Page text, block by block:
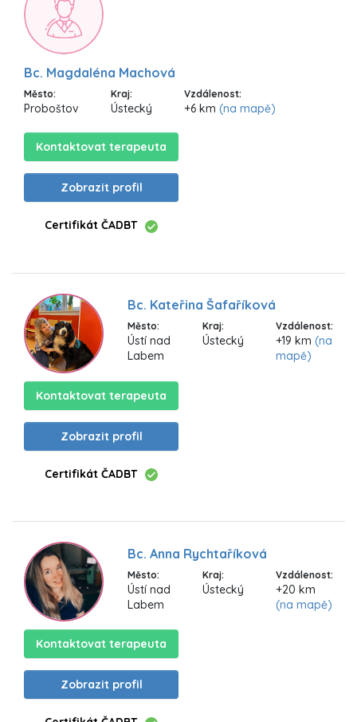
Bc. Magdaléna Machová
Město:
Proboštov
Kraj:
Ústecký
Vzdálenost:
+6 km (na mapě)
Kontaktovat terapeuta
Zobrazit profil
Certifikát ČADBT
Bc. Kateřina Šafaříková
Město:
Ústí nad
Labem
Kraj:
Ústecký
Vzdálenost:
+19 km (na
mapě)
Kontaktovat terapeuta
Zobrazit profil
Certifikát ČADBT
Bc. Anna Rychtaříková
Město:
Ústí nad
Labem
Kraj:
Ústecký
Vzdálenost:
+20 km
(na mapě)
Kontaktovat terapeuta
Zobrazit profil